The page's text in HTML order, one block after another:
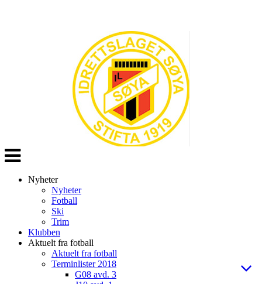
Veksle
navigasjon
Nyheter
Nyheter
Fotball
Ski
Trim
Klubben
Aktuelt fra fotball
Aktuelt fra fotball
Terminlister 2018
G08 avd. 3